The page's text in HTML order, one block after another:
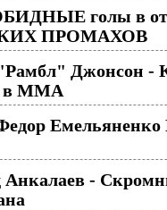
голы в
ПРОМАХОВ
Джонсон -
в ММА
Емельяненко
Анкалаев -